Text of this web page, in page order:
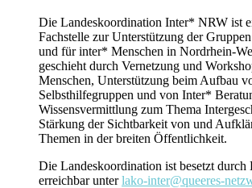
Die Landeskoordination Inter* NRW ist
Fachstelle zur Unterstützung der
und für inter* Menschen in Nordrhein-
geschieht durch Vernetzung und
Menschen, Unterstützung beim Aufbau
Selbsthilfegruppen und von Inter*
Wissensvermittlung zum Thema
Stärkung der Sichtbarkeit von und
Themen in der breiten Öffentlichkeit.
Die Landeskoordination ist besetzt
erreichbar unterlako-inter@queeres-